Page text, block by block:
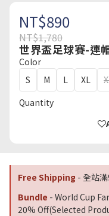
NT$890
NT$1,780
世界盃足球賽-連
Color
S
M L XL
Quantity
Free Shipping - 全站
Bundle - World Cup
20% Off(Selected